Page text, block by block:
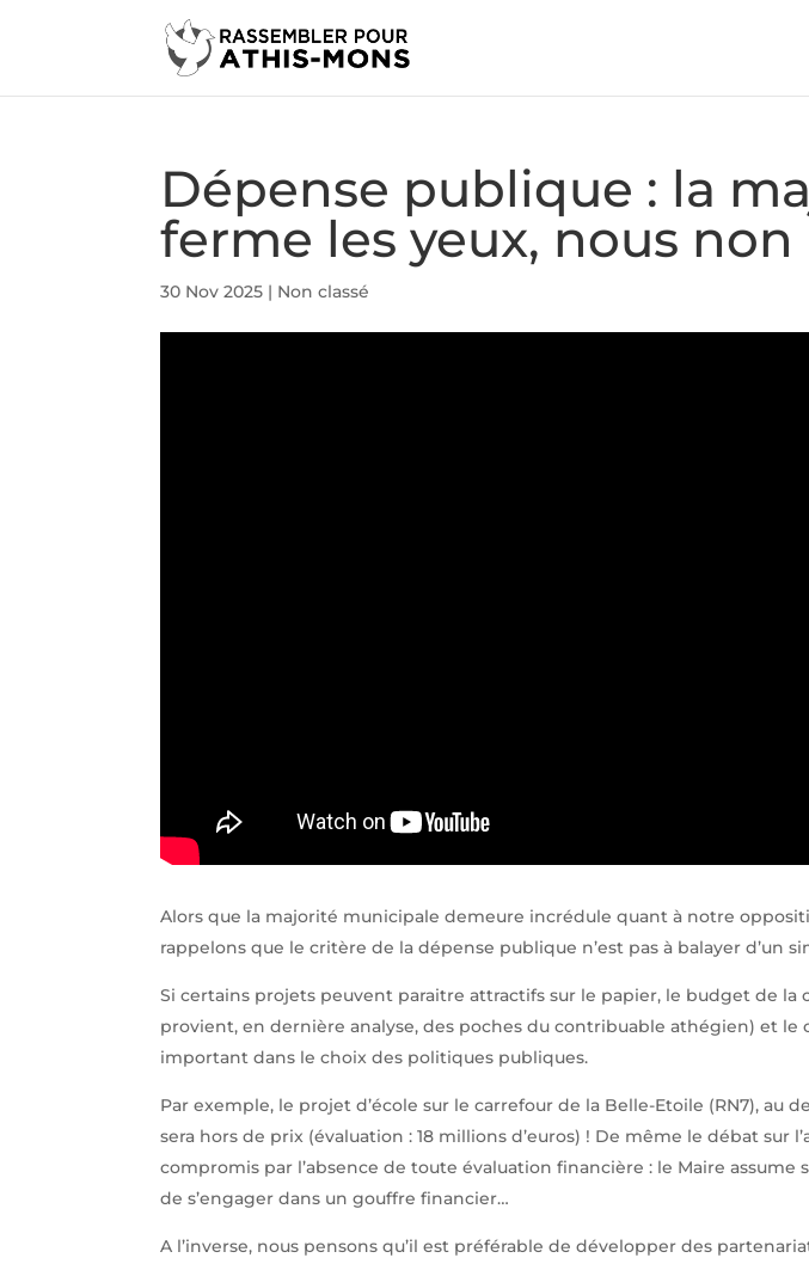
Dépense publique : la
ferme les yeux, nous non
30 Nov 2025 | Non classé
Alors que la majorité municipale demeure incrédule quant à notre
rappelons que le critère de la dépense publique n’est pas à balayer d’un
Si certains projets peuvent paraitre attractifs sur le papier, le budget de la
provient, en dernière analyse, des poches du contribuable athégien) et
important dans le choix des politiques publiques.
Par exemple, le projet d’école sur le carrefour de la Belle-Etoile (RN7), au
sera hors de prix (évaluation : 18 millions d’euros) ! De même le débat sur
compromis par l’absence de toute évaluation financière : le Maire assume
de s’engager dans un gouffre financier…
A l’inverse, nous pensons qu’il est préférable de développer des